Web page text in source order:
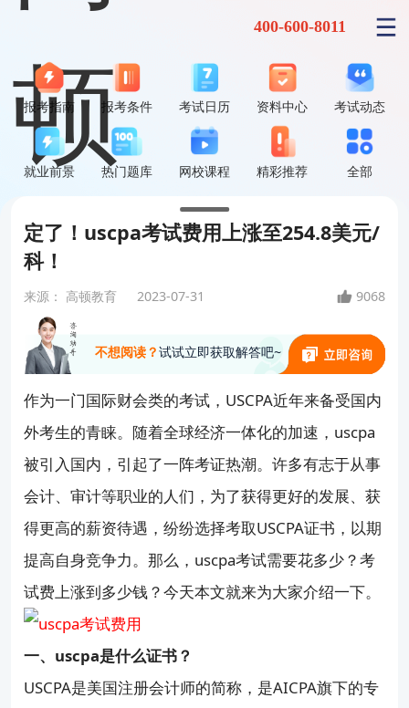
400-600-8011
报考指南 报考条件 考试日历 资料中心 考试动态
就业前景 热门题库 网校课程 精彩推荐 全部
定了！uscpa考试费用上涨至254.8美元/
科！
来源： 高顿教育 2023-07-31 9068
不想阅读？试试立即获取解答吧~
作为一门国际财会类的考试，USCPA近年来备受国内
外考生的青睐。随着全球经济一体化的加速，uscpa
被引入国内，引起了一阵考证热潮。许多有志于从事
会计、审计等职业的人们，为了获得更好的发展、获
得更高的薪资待遇，纷纷选择考取USCPA证书，以期
提高自身竞争力。那么，uscpa考试需要花多少？考
试费上涨到多少钱？今天本文就来为大家介绍一下。
一、uscpa是什么证书？
USCPA是美国注册会计师的简称，是AICPA旗下的专